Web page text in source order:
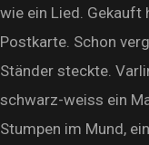
wie ein Lied. Gekauft
Postkarte. Schon
Ständer steckte.
schwarz-weiss ein
Stumpen im Mund,